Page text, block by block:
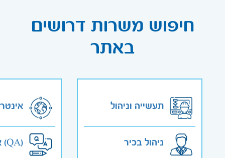
חיפוש משרות דרושים
באתר
תעשייה וניהול
ניהול בכיר אבטחת איכות (QA)